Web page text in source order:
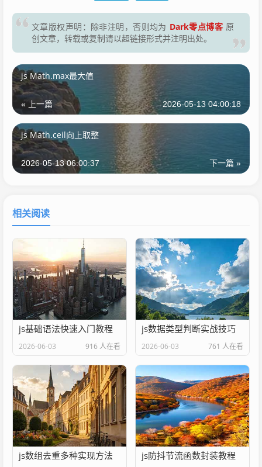
文章版权声明：除非注明，否则均为 Dark零点博客 原
创文章，转载或复制请以超链接形式并注明出处。
js Math.max最大值
« 上一篇 2026-05-13 04:00:18
js Math.ceil向上取整
下一篇 »
2026-05-13 06:00:37
相关阅读
js基础语法快速入门教程
2026-06-03 916 人在看
js数据类型判断实战技巧
2026-06-03 761 人在看
js数组去重多种实现方法 js防抖节流函数封装教程